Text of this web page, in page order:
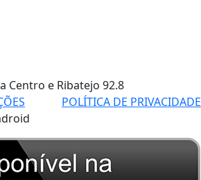
Centro e Ribatejo 92.8
POLÍTICA DE PRIVACIDADE